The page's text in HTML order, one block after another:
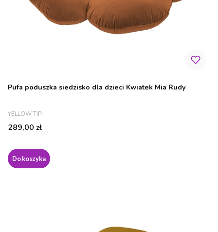
Pufa poduszka siedzisko dla dzieci Kwiatek Mia Rudy
PRODUCENT
YELLOW TIPI
Cena
289,00 zł
Do koszyka